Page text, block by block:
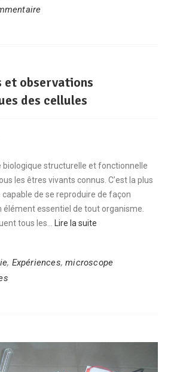
et observations
des cellules
biologique structurelle et fonctionnelle
les êtres vivants connus. C’est la plus
de se reproduire de façon
élément essentiel de tout organisme.
tous les…
Lire la suite
, Expériences,microscope